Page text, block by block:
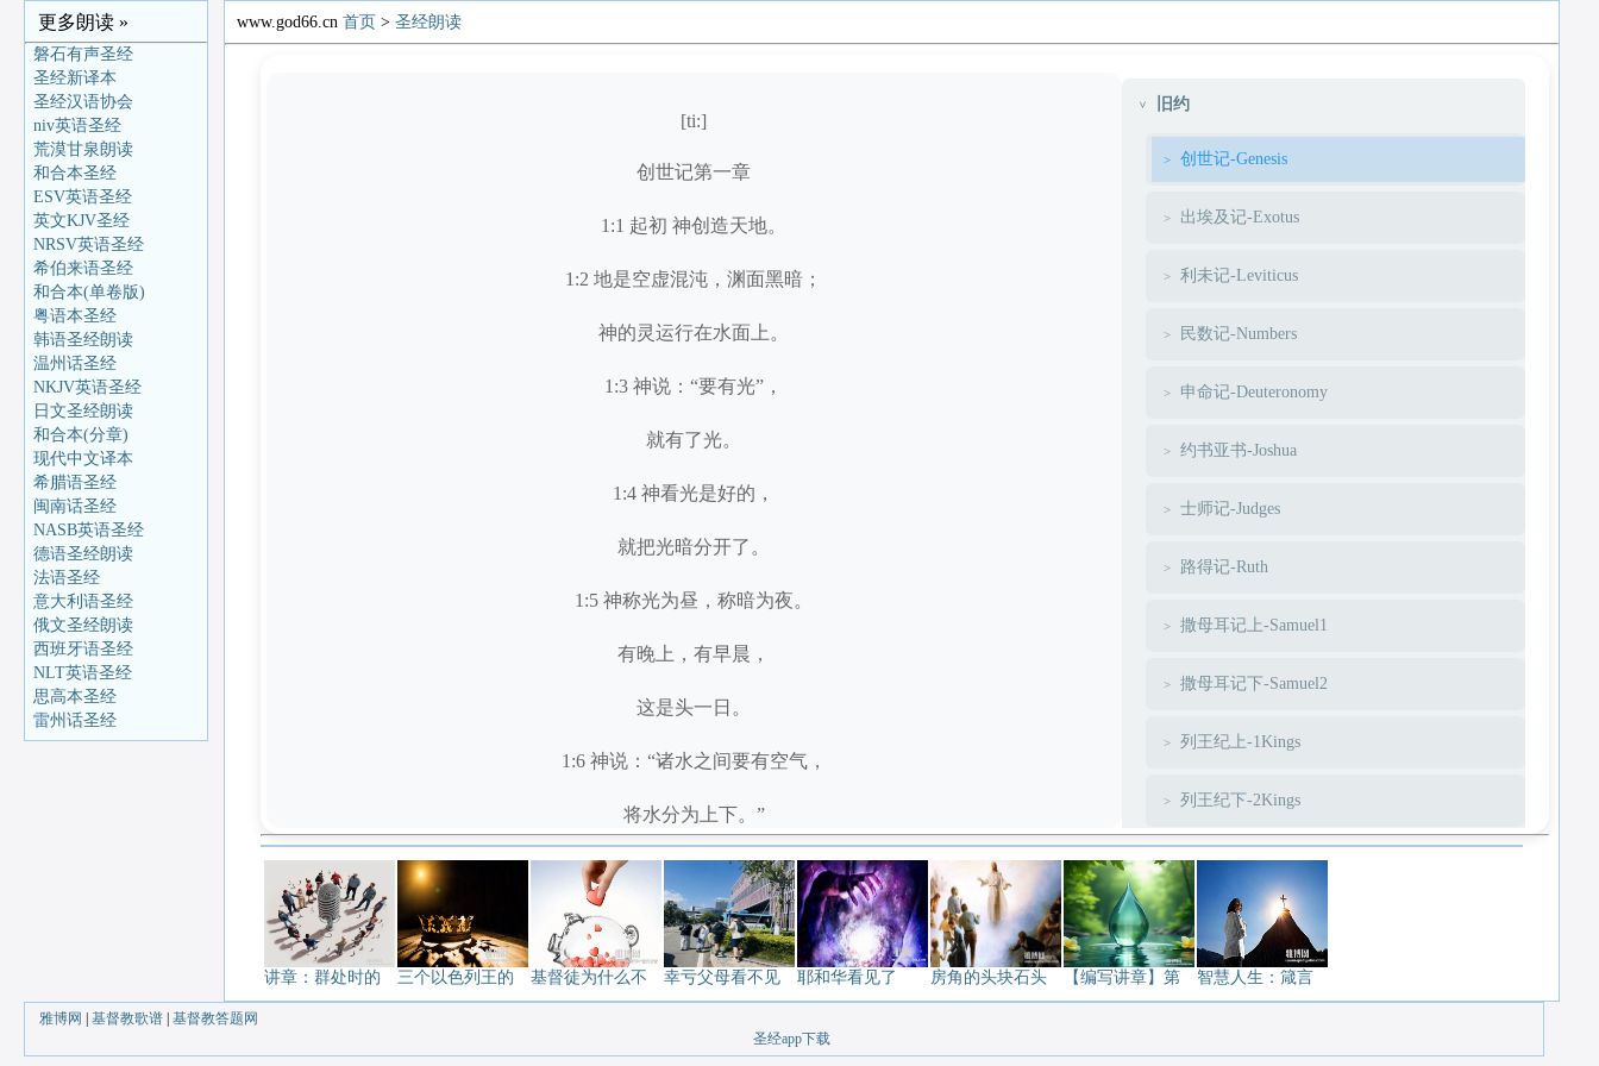
更多朗读 »
磐石有声圣经
圣经新译本
圣经汉语协会
niv英语圣经
荒漠甘泉朗读
和合本圣经
ESV英语圣经
英文KJV圣经
NRSV英语圣经
希伯来语圣经
和合本(单卷版)
粤语本圣经
韩语圣经朗读
温州话圣经
NKJV英语圣经
日文圣经朗读
和合本(分章)
现代中文译本
希腊语圣经
闽南话圣经
NASB英语圣经
德语圣经朗读
法语圣经
意大利语圣经
俄文圣经朗读
西班牙语圣经
NLT英语圣经
思高本圣经
雷州话圣经
www.god66.cn 首页 > 圣经朗读
[ti:]
创世记第一章
1:1 起初 神创造天地。
1:2 地是空虚混沌，渊面黑暗；
神的灵运行在水面上。
1:3 神说：“要有光”，
就有了光。
1:4 神看光是好的，
就把光暗分开了。
1:5 神称光为昼，称暗为夜。
有晚上，有早晨，
这是头一日。
1:6 神说：“诸水之间要有空气，
将水分为上下。”
1:7 神就造出空气，
将空气以下的水、
空气以上的水分开了。
事就这样成了。
旧约
创世记-Genesis
出埃及记-Exotus
利未记-Leviticus
民数记-Numbers
申命记-Deuteronomy
约书亚书-Joshua
士师记-Judges
路得记-Ruth
撒母耳记上-Samuel1
撒母耳记下-Samuel2
列王纪上-1Kings
列王纪下-2Kings
历代志上-1Chronicles
历代志下-2Chronicles
以斯拉-Ezra
讲章：群处时的 三个以色列王的 基督徒为什么不 幸亏父母看不见 耶和华看见了 房角的头块石头 【编写讲章】第 智慧人生：箴言
雅博网 | 基督教歌谱 | 基督教答题网
圣经app下载